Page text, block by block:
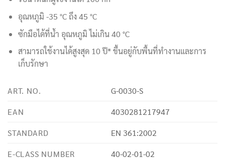
อุณหภูมิ -35 °C ถึง 45 °C
ซักมือได้ที่น้ำ อุณหภูมิ ไม่เกิน 40 °C
สามารถใช้งานได้สูงสุด 10 ปี* ขึ้นอยู่กับพื้นที่ทำงานและการ
เก็บรักษา
ART. NO.
G-0030-S
EAN
4030281217947
STANDARD
EN 361:2002
E-CLASS NUMBER
40-02-01-02